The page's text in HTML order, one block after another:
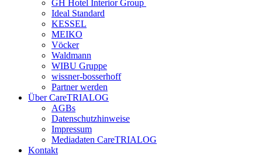
GH Hotel Interior Group
Ideal Standard
KESSEL
MEIKO
Vöcker
Waldmann
WIBU Gruppe
wissner-bosserhoff
Partner werden
Über CareTRIALOG
AGBs
Datenschutzhinweise
Impressum
Mediadaten CareTRIALOG
Kontakt